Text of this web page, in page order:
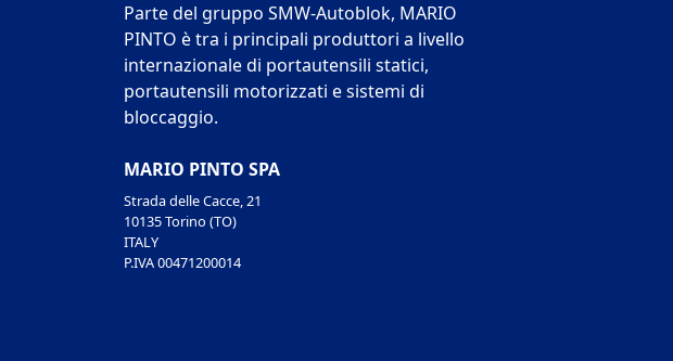
Parte del gruppo SMW-Autoblok, MARIO
PINTO è tra i principali produttori a livello
internazionale di portautensili statici,
portautensili motorizzati e sistemi di
bloccaggio.
MARIO PINTO SPA
Strada delle Cacce, 21
10135 Torino (TO)
ITALY
P.IVA 00471200014